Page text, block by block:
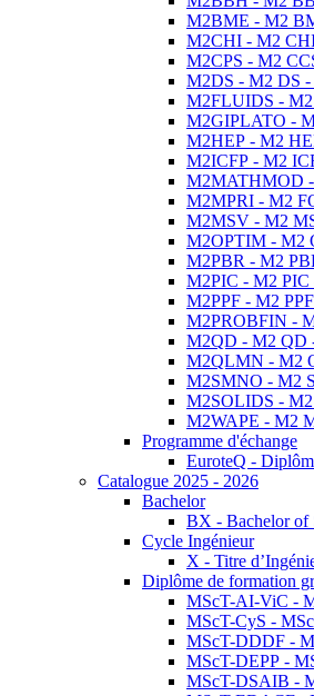
M2BME - M2
M2CHI - M2
M2CPS - M2
M2DS - M2 DS -
M2FLUIDS - M2
M2GIPLATO -
M2HEP - M2
M2ICFP - M2
M2MATHMOD -
M2MPRI - M2
M2MSV - M2
M2OPTIM - M2
M2PBR - M2
M2PIC - M2 PIC
M2PPF - M2
M2PROBFIN -
M2QD - M2 QD
M2QLMN - M2
M2SMNO - M2
M2SOLIDS - M2
M2WAPE - M2
Programme d'échange
EuroteQ -
Catalogue 2025 - 2026
Bachelor
BX - Bachelor of
Cycle Ingénieur
X - Titre
Diplôme de formation
MScT-AI-ViC -
MScT-CyS -
MScT-DDDF -
MScT-DEPP -
MScT-DSAIB -